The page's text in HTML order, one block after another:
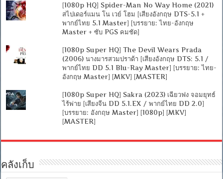
[1080p HQ] Spider-Man No Way Home (2021)
สไปเดอร์แมน โน เวย์ โฮม [เสียงอังกฤษ DTS-5.1 +
พากย์ไทย 5.1 Master] [บรรยาย: ไทย-อังกฤษ
Master + ซับ PGS คมชัด]
[1080p Super HQ] The Devil Wears Prada
(2006) นางมารสวมปราด้า [เสียงอังกฤษ DTS: 5.1 /
พากย์ไทย DD 5.1 Blu-Ray Master] [บรรยาย: ไทย-
อังกฤษ Master] [MKV] [MASTER]
[1080p Super HQ] Sakra (2023) เฉียวฟง จอมยุทธ์
ไร้พ่าย [เสียงจีน DD 5.1.EX / พากย์ไทย DD 2.0]
[บรรยาย: อังกฤษ Master] [1080p] [MKV]
[MASTER]
คลังเก็บ